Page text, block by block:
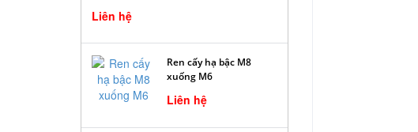
Liên hệ
Ren cấy hạ bậc M8
xuống M6
Liên hệ